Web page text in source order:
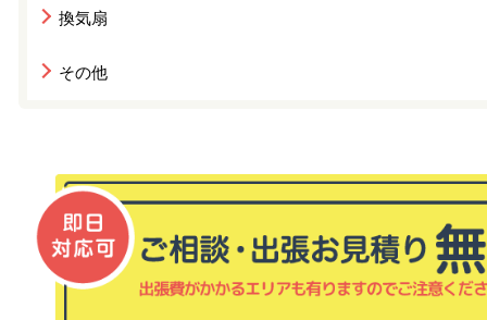
換気扇
その他